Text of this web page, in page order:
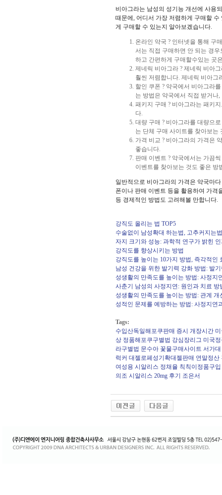
비아그라는 남성의 성기능 개선에 사용
때문에, 어디서 가장 저렴하게 구매할
게 구매할 수 있는지 알아보겠습니다.
온라인 약국 ? 인터넷을 통해 구
서는 직접 구매하면 안 되는 경
하고 간편하게 구매할수있는 곳
제네릭 비아그라 ? 제네릭 비아
훨씬 저렴합니다. 제네릭 비아그
할인 쿠폰 ? 약국에서 비아그라
는 방법은 약국에서 직접 받거나
패키지 구매 ? 비아그라는 패키
다.
대량 구매 ? 비아그라를 대량으
는 단체 구매 사이트를 찾아보는
가격 비교 ? 비아그라의 가격은
좋습니다.
판매 이벤트 ? 약국에서는 가끔
이벤트를 찾아보는 것도 좋은 방
일반적으로 비아그라의 가격은 약국마
폰이나 판매 이벤트 등을 활용하여 가격
등 경제적인 방법도 고려해볼 만합니다.
강직도 올리는 법 TOP5
수술없이 남성확대 하는법, 고추커지는
자지 크기와 성능: 과학적 연구가 밝힌
강직도를 향상시키는 방법
강직도를 높이는 10가지 방법, 즉각적인
남성 건강을 위한 발기력 강화 방법: 발
성생활의 만족도를 높이는 방법: 사정지
사춘기 남성의 사정지연: 원인과 치료 방
성생활의 만족도를 높이는 방법: 관계 개
성적인 문제를 예방하는 방법: 사정지연
Tags:
수입산독일해포쿠판매 증시 개장시간
상 정품해포쿠구별법 강심장리그 미국
라구별법 문수아 꽃물구매사이트 서가대
럭커 대젤로페성기확대젤판매 연말정산
여성용 시알리스 정채율 칙칙이정품구입
의조 시알리스 20mg 후기 조은서